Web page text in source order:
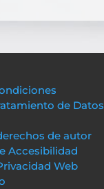
de Datos
de autor
Accesibilidad
Web